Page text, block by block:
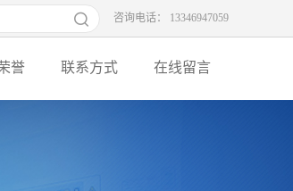
咨询电话： 13346947059
誉 联系方式 在线留言